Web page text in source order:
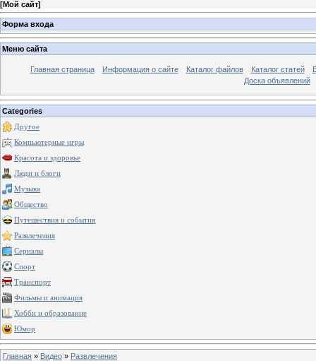
[Мой сайт]
Форма входа
Меню сайта
Главная страница Информация о сайте Каталог файлов Каталог статей
Доска объявлений
Categories
Другое
Компьютерные игры
Красота и здоровье
Люди и блоги
Музыка
Общество
Путешествия и события
Развлечения
Сериалы
Спорт
Транспорт
Фильмы и анимация
Хобби и образование
Юмор
Главная » Видео » Развлечения